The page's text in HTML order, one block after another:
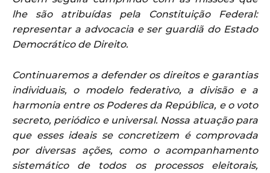
lhe são atribuídas pela Constituição Federal:
representar a advocacia e ser guardiã do Estado
Democrático de Direito.
Continuaremos a defender os direitos e garantias
individuais, o modelo federativo, a divisão e a
harmonia entre os Poderes da República, e o voto
secreto, periódico e universal. Nossa atuação para
que esses ideais se concretizem é comprovada
por diversas ações, como o acompanhamento
sistemático de todos os processos eleitorais,